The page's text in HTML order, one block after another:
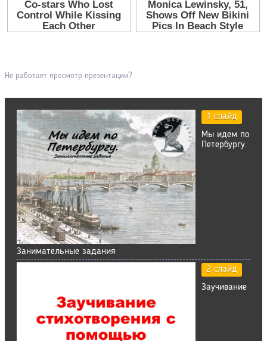
Не работает просмотр презентации?
1 слайд
Мы идем по
Петербургу.
Занимательные задания
2 слайд
Заучивание